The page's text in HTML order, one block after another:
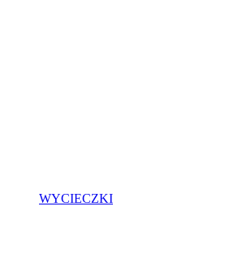
WYCIECZKI